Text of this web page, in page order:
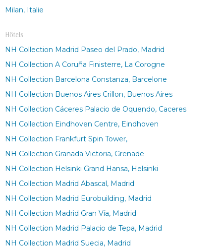
Milan, Italie
Hôtels
NH Collection Madrid Paseo del Prado, Madrid
NH Collection A Coruña Finisterre, La Corogne
NH Collection Barcelona Constanza, Barcelone
NH Collection Buenos Aires Crillon, Buenos Aires
NH Collection Cáceres Palacio de Oquendo, Caceres
NH Collection Eindhoven Centre, Eindhoven
NH Collection Frankfurt Spin Tower,
NH Collection Granada Victoria, Grenade
NH Collection Helsinki Grand Hansa, Helsinki
NH Collection Madrid Abascal, Madrid
NH Collection Madrid Eurobuilding, Madrid
NH Collection Madrid Gran Vía, Madrid
NH Collection Madrid Palacio de Tepa, Madrid
NH Collection Madrid Suecia, Madrid